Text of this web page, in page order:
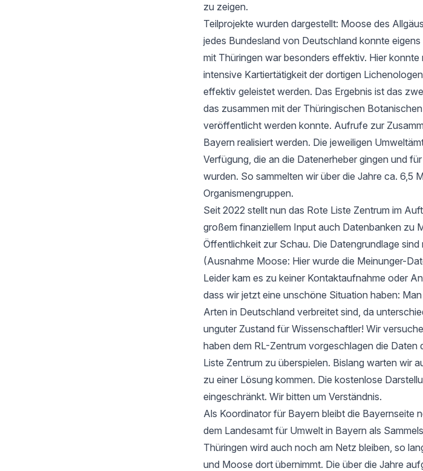
zu zeigen.
Teilprojekte wurden dargestellt: Moose des
jedes Bundesland von Deutschland konnte
mit Thüringen war besonders effektiv. Hier
intensive Kartiertätigkeit der dortigen
effektiv geleistet werden. Das Ergebnis ist das
das zusammen mit der Thüringischen
veröffentlicht werden konnte. Aufrufe zur
Bayern realisiert werden. Die jeweiligen
Verfügung, die an die Datenerheber gingen und
wurden. So sammelten wir über die Jahre ca. 6,5
Organismengruppen.
Seit 2022 stellt nun das Rote Liste Zentrum im
großem finanziellem Input auch Datenbanken zu
Öffentlichkeit zur Schau. Die Datengrundlage
(Ausnahme Moose: Hier wurde die Meinunger-
Leider kam es zu keiner Kontaktaufnahme oder
dass wir jetzt eine unschöne Situation haben:
Arten in Deutschland verbreitet sind, da
unguter Zustand für Wissenschaftler! Wir
haben dem RL-Zentrum vorgeschlagen die Daten
Liste Zentrum zu überspielen. Bislang warten wir
zu einer Lösung kommen. Die kostenlose
eingeschränkt. Wir bitten um Verständnis.
Als Koordinator für Bayern bleibt die Bayernseite
dem Landesamt für Umwelt in Bayern als
Thüringen wird auch noch am Netz bleiben, so
und Moose dort übernimmt. Die über die Jahre